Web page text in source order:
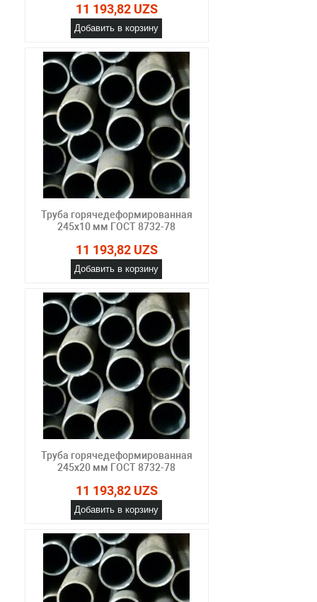
11 193,82 UZS
Добавить в корзину
Труба горячедеформированная
245х10 мм ГОСТ 8732-78
11 193,82 UZS
Добавить в корзину
Труба горячедеформированная
245х20 мм ГОСТ 8732-78
11 193,82 UZS
Добавить в корзину